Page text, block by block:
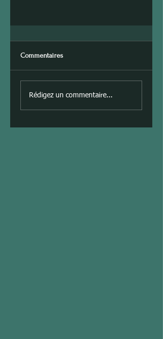
Commentaires
Rédigez un commentaire...